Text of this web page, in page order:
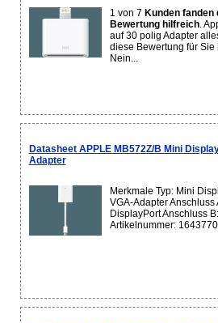
1 von 7 Kunden fanden
Bewertung hilfreich.
auf 30 polig Adapter
diese Bewertung für Sie
Nein...
Datasheet APPLE MB572Z/B Mini
Adapter
Merkmale Typ: Mini
VGA-Adapter Anschluss
DisplayPort Anschluss
Artikelnummer: